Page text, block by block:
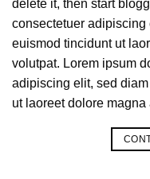
delete it, then start
consectetuer
euismod tincidunt ut
volutpat. Lorem ipsum
adipiscing elit, sed
ut laoreet dolore